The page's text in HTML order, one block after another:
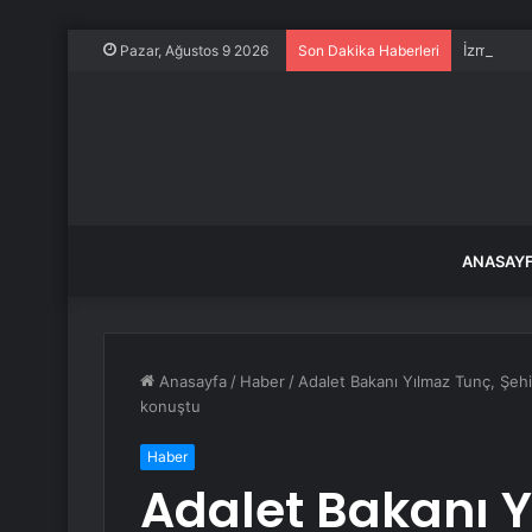
Pazar, Ağustos 9 2026 Son Dakika Haberleri İzmir-
Anasayfa / Haber / Adalet Bakanı Yılmaz Tunç,
konuştu
Haber
Adalet Bakanı